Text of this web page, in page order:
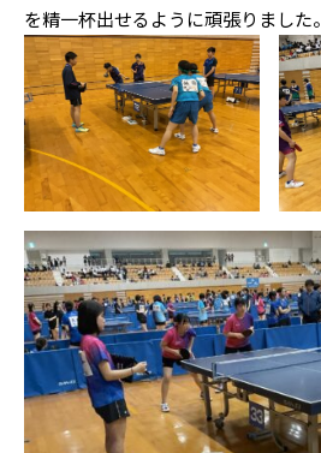
を精一杯出せるように頑張りました。